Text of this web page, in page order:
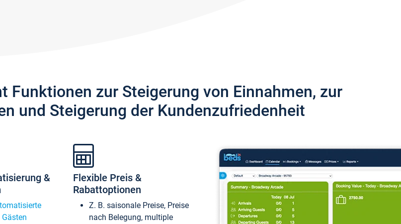
Funktionen zur Steigerung von Einnahmen, zur
und Steigerung der Kundenzufriedenheit
&
Flexible Preis &
Rabattoptionen
Z. B. saisonale Preise, Preise
nach Belegung, multiple